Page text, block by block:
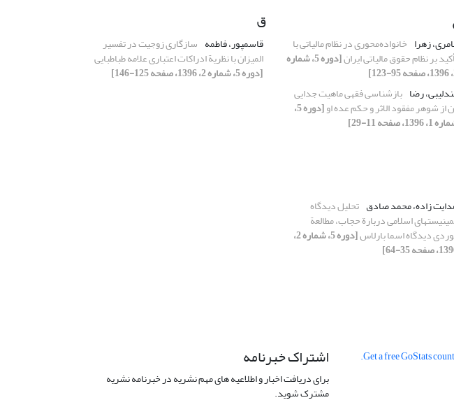
زهرا خانواده‌محوری در نظام مالیاتی با
بر نظام حقوق مالیاتی ایران [دوره 5، شماره
رضا بازشناسی فقهی ماهیت جدایی
از شوهر مفقود الاثر و حکم عده او [دوره 5،
1396، صفحه 11-29]
ق
قاسمپور، فاطمه سازگاری زوجیت در تفسیر
المیزان با نظریة ادراکات اعتباری علامه طباطبایی
[دوره 5، شماره 2، 1396، صفحه 125-146]
زاده، محمد صادق تحلیل دیدگاه
اسلامی دربارة حجاب، مطالعة
دیدگاه اسما بارلاس [دوره 5، شماره 2،
35-64]
اشتراک خبرنامه
برای دریافت اخبار و اطلاعیه های مهم نشریه در خبرنامه نشریه
مشترک شوید.